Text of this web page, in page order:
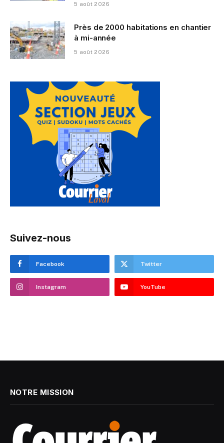
5 août 2026
Près de 2000 habitations en chantier
à mi-année
5 août 2026
Suivez-nous
Facebook Twitter
Instagram YouTube
NOTRE MISSION